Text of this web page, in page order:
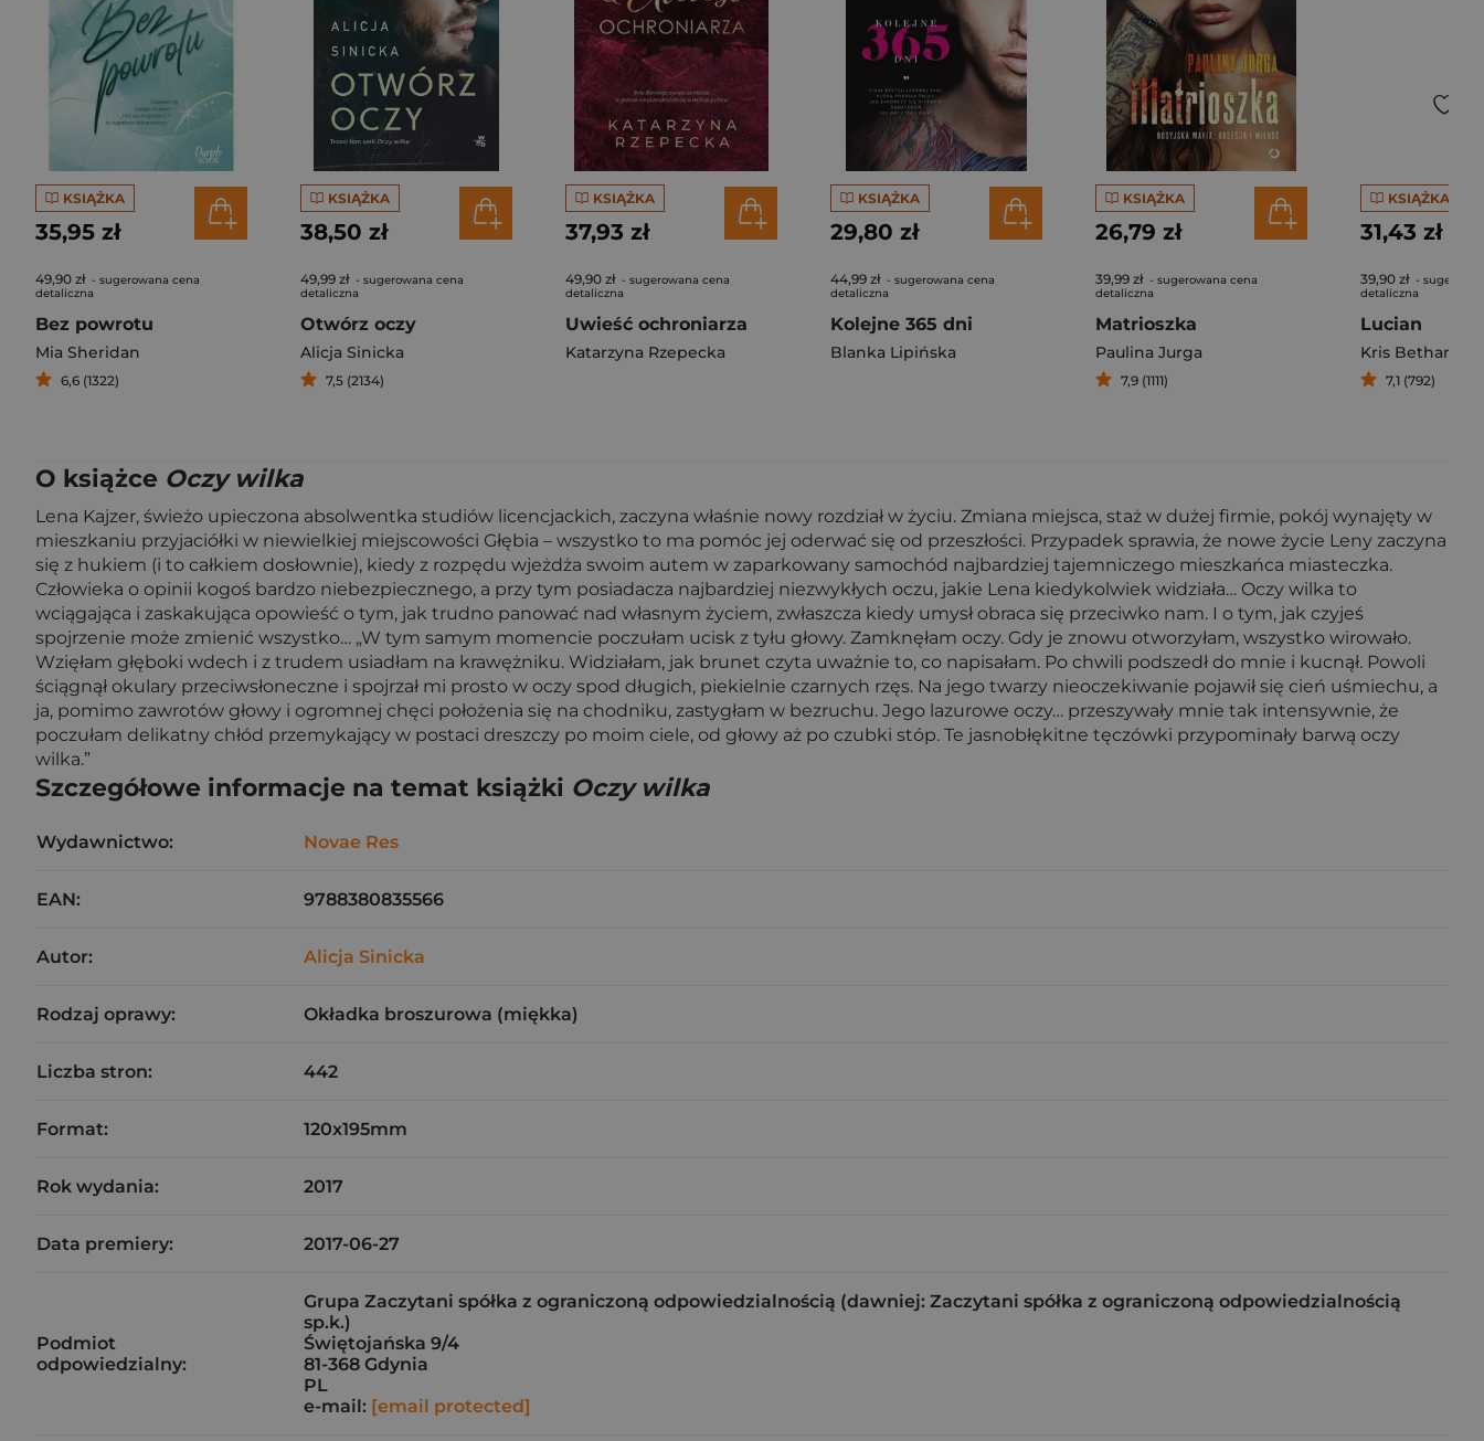
KSIĄŻKA
35,95 zł
49,90 zł - sugerowana cena
detaliczna
Bez powrotu
Mia Sheridan
6,6 (1322)
KSIĄŻKA
38,50 zł
49,99 zł - sugerowana cena
detaliczna
Otwórz oczy
Alicja Sinicka
7,5 (2134)
KSIĄŻKA
37,93 zł
49,90 zł - sugerowana cena
detaliczna
Uwieść ochroniarza
Katarzyna Rzepecka
KSIĄŻKA
29,80 zł
44,99 zł - sugerowana cena
detaliczna
Kolejne 365 dni
Blanka Lipińska
KSIĄŻKA
26,79 zł
39,99 zł - sugerowana cena
detaliczna
Matrioszka
Paulina Jurga
7,9 (1111)
KSIĄŻKA
31,43 zł
39,90 zł -
detaliczna
Lucian
Kris Bethany
7,1 (792)
O książce Oczy wilka
Lena Kajzer, świeżo upieczona absolwentka studiów licencjackich, zaczyna właśnie nowy rozdział w życiu. Zmiana miejsca, staż w dużej firmie, pokój wynajęty w
mieszkaniu przyjaciółki w niewielkiej miejscowości Głębia – wszystko to ma pomóc jej oderwać się od przeszłości. Przypadek sprawia, że nowe życie Leny zaczyna
się z hukiem (i to całkiem dosłownie), kiedy z rozpędu wjeżdża swoim autem w zaparkowany samochód najbardziej tajemniczego mieszkańca miasteczka.
Człowieka o opinii kogoś bardzo niebezpiecznego, a przy tym posiadacza najbardziej niezwykłych oczu, jakie Lena kiedykolwiek widziała… Oczy wilka to
wciągająca i zaskakująca opowieść o tym, jak trudno panować nad własnym życiem, zwłaszcza kiedy umysł obraca się przeciwko nam. I o tym, jak czyjeś
spojrzenie może zmienić wszystko… „W tym samym momencie poczułam ucisk z tyłu głowy. Zamknęłam oczy. Gdy je znowu otworzyłam, wszystko wirowało.
Wzięłam głęboki wdech i z trudem usiadłam na krawężniku. Widziałam, jak brunet czyta uważnie to, co napisałam. Po chwili podszedł do mnie i kucnął. Powoli
ściągnął okulary przeciwsłoneczne i spojrzał mi prosto w oczy spod długich, piekielnie czarnych rzęs. Na jego twarzy nieoczekiwanie pojawił się cień uśmiechu, a
ja, pomimo zawrotów głowy i ogromnej chęci położenia się na chodniku, zastygłam w bezruchu. Jego lazurowe oczy… przeszywały mnie tak intensywnie, że
poczułam delikatny chłód przemykający w postaci dreszczy po moim ciele, od głowy aż po czubki stóp. Te jasnobłękitne tęczówki przypominały barwą oczy
wilka.”
Szczegółowe informacje na temat książki Oczy wilka
Wydawnictwo: Novae Res
EAN: 9788380835566
Autor: Alicja Sinicka
Rodzaj oprawy: Okładka broszurowa (miękka)
Liczba stron: 442
Format: 120x195mm
Rok wydania: 2017
Data premiery: 2017-06-27
Podmiot
odpowiedzialny:
Grupa Zaczytani spółka z ograniczoną odpowiedzialnością (dawniej: Zaczytani spółka z ograniczoną odpowiedzialnością
sp.k.)
Świętojańska 9/4
81-368 Gdynia
PL
e-mail: [email protected]